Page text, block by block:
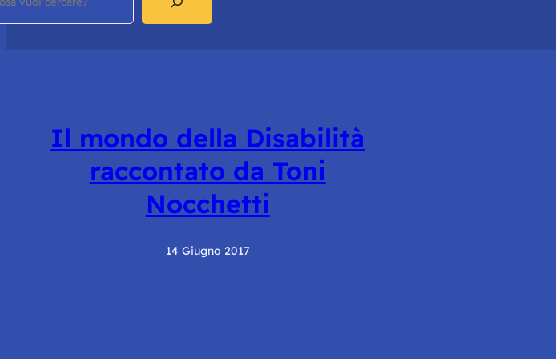
Il mondo della Disabilità
raccontato da Toni
Nocchetti
14 Giugno 2017